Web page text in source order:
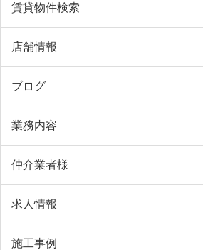
賃貸物件検索
店舗情報
ブログ
業務内容
仲介業者様
求人情報
施工事例